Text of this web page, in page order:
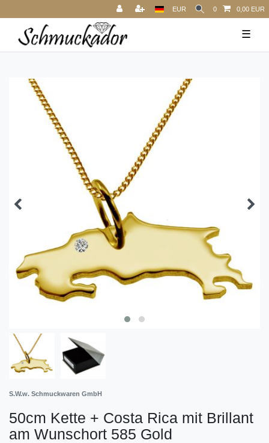
EUR 0 0,00 EUR
☰
S.W.w. Schmuckwaren GmbH
50cm Kette + Costa Rica mit Brillant
am Wunschort 585 Gold